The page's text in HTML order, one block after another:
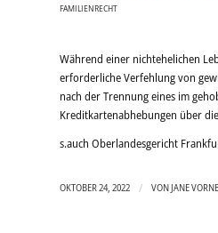
FAMILIENRECHT
Während einer nichtehelichen
erforderliche Verfehlung von
nach der Trennung eines im
Kreditkartenabhebungen über
s.auch Oberlandesgericht
OKTOBER 24, 2022 / VON JANE